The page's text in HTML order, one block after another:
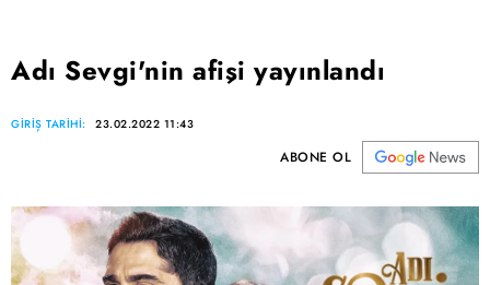
Adı Sevgi'nin afişi yayınlandı
GİRİŞ TARİHİ: 23.02.2022 11:43
ABONE OL